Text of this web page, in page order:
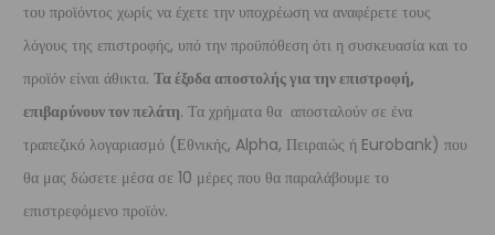
του προϊόντος χωρίς να έχετε την υποχρέωση να αναφέρετε τους
λόγους της επιστροφής, υπό την προϋπόθεση ότι η συσκευασία και το
προϊόν είναι άθικτα. Τα έξοδα αποστολής για την επιστροφή,
επιβαρύνουν τον πελάτη. Τα χρήματα θα αποσταλούν σε ένα
τραπεζικό λογαριασμό (Εθνικής, Alpha, Πειραιώς ή Eurobank) που
θα μας δώσετε μέσα σε 10 μέρες που θα παραλάβουμε το
επιστρεφόμενο προϊόν.